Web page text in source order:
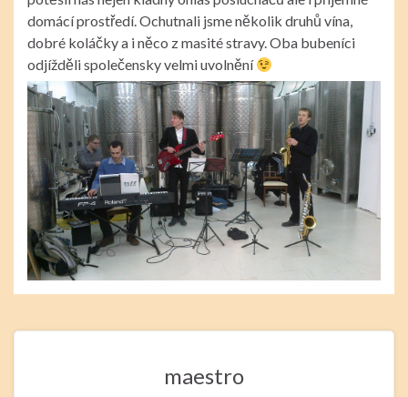
domácí prostředí. Ochutnali jsme několik druhů vína,
dobré koláčky a i něco z masité stravy. Oba bubeníci
odjížděli společensky velmi uvolnění
maestro